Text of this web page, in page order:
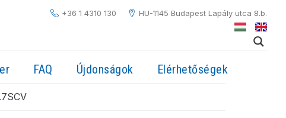
+36 1 4310 130 HU-1145 Budapest Lapály utca 8.b.
FAQ Újdonságok Elérhetőségek